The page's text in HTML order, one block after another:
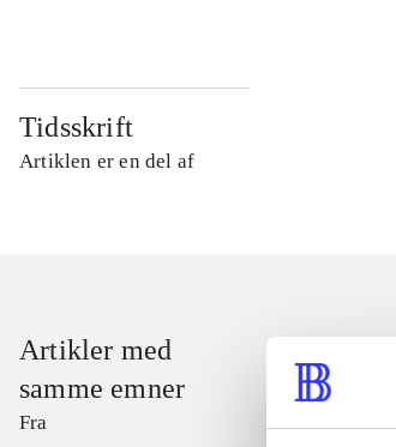
Tidsskrift
Artiklen er en del af
Artikler med
samme emner
Fra